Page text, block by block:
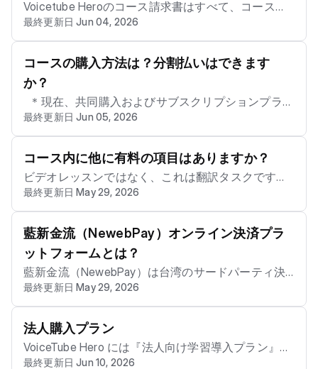
Voicetube Heroのコース請求書はすべて、コース購
入後に統一して発行されます。請求書のオプション
で「会社請求書」を選択した場合は、印刷可能な請
求書ファイルが購入者のメールアドレスに直接送信
され、ユーザーはメールから直接ダウンロードして
印刷できます。 Voicetube Heroの個人請求書には4
つのオプションがあります。 1. 寄付請求書 2021-02
-26 2.49.30.png - または愛心コードを直接入力しま
スプラットフォーム） 2. 電子請求書 2021-02-26 2.
49.41.png - 請求書の保存先として「Voicetube会員
キャリア」「自然人証明書」「携帯電話キャリア」
を選択できます - 「Voicetube会員キャリア」に請求
書を保存することを選択した場合、コース購入の購
入証明が必要です。service@voicetube.com 宛にメ
ールでお申し込みください。 メールの件名・本文は
以下のとおりです： - 件名：購入証明申請 - 本文：
購入者メールアドレス： 購入者電話番号： 注文番
業日以内に返信いたします。 - 請求書が当選した場
合は、抽選後に『Voicetube Hero 統一請求書当選通
知』をお送りしますので、必要な情報をご返信くだ
最終更新日 Jun 04, 2026
コースの購入方法は？分割払いはできます
か？
はいずれも分割払いをご利用いただけません。ご購
入の際はご注意ください！ VoiceTube会員に登録ま
たはログイン後、ご購入希望のコースプランを選択
し、注文情報をご記入ください。 お支払い方法は4
種類あります： LinePay、クレジットカード、ATM
支払いいただく必要があります。スマートフォンの
Webの場合は、ご利用のLINEに直接切り替わってLin
ePayでのお支払いとなります。お支払い完了後、す
ぐにコースのご利用を開始いただけます。 2020-07
-15 3.26.00.png 2020-07-15 3.26.25.png - クレジッ
トカード： オンラインでクレジットカード一括払い
またはクレジットカード分割払いを選択し、クレジ
ットカード情報をご記入のうえ、お支払いが完了す
最終更新日 Jun 05, 2026
コース内に他に有料の項目はありますか？
ビデオレッスンではなく、これは翻訳タスクです。
指示に従い翻訳結果のみを返します。 Hero公式サイ
トの「コースプラン」入口から購入された受講者
は、初回のコース購入時に費用が発生する以外、コ
ース受講中に追加の有料利用項目が発生することは
ありません。 Hero公式サイトで販売されているすべ
てのコースには【コース利用期限】があります。 📝
ご注意: この記事は機械翻訳されています。ご不明な
ださい。
最終更新日 May 29, 2026
藍新金流（NewebPay）オンライン決済プラ
ットフォームとは？
藍新金流（NewebPay）は台湾のサードパーティ決
済事業者であり、国際カードブランドが要求する P
CI-DSS 認証およびセキュリティ認証を取得してい
ます。 VoiceTube は「藍新金流（NewebPay）」を
通じてオンライン取引を処理し、より安全な取引を
実現しています。 📝 ご注意: この記事は機械翻訳さ
最終更新日 May 29, 2026
法人購入プラン
VoiceTube Hero には『法人向け学習導入プラン』も
ございます。 弊社のパートナーには、Wistron、Goo
最終更新日 Jun 10, 2026